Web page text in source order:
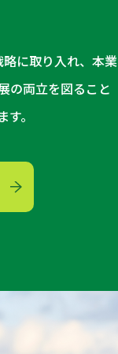
に取り入れ、本業
の両立を図ること
。